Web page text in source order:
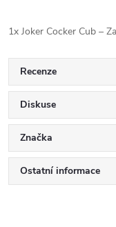
1x Joker Cocker Cub –
Recenze
Diskuse
Značka
Ostatní informace